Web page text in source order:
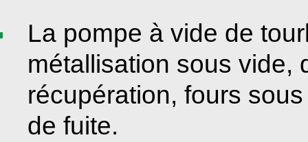
La pompe à vide de
métallisation sous vide,
récupération, fours
de fuite.